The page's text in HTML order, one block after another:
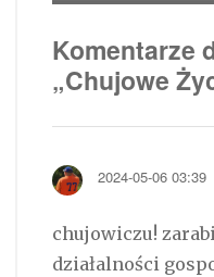
Komentarze
„Chujowe
2024-05-06 03:39
chujowiczu!
działalności